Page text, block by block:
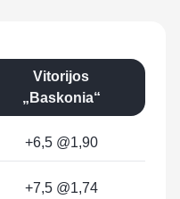
Vitorijos
„Baskonia“
+6,5 @1,90
+7,5 @1,74